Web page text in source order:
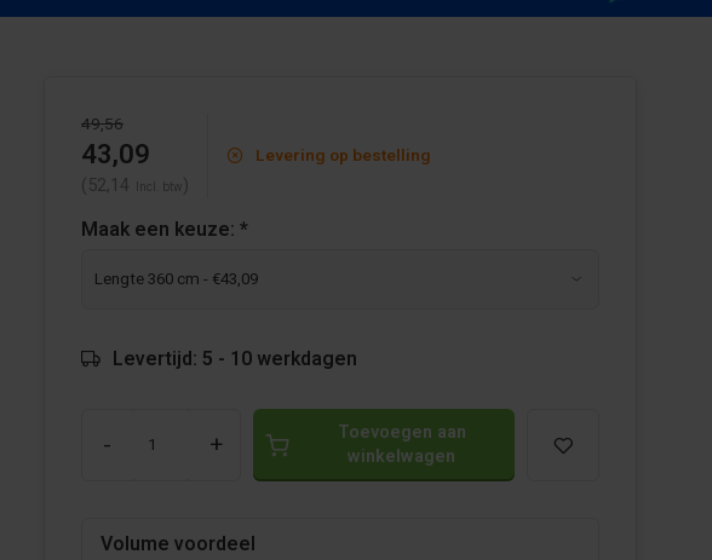
49,56
43,09
(52,14 Incl. btw )
Levering op bestelling
Maak een keuze: *
Levertijd: 5 - 10 werkdagen
- +
Toevoegen aan
winkelwagen
Volume voordeel